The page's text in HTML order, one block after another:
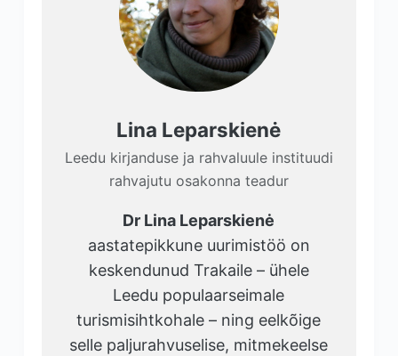
Lina Leparskienė
Leedu kirjanduse ja rahvaluule instituudi
rahvajutu osakonna teadur
Dr Lina Leparskienė
aastatepikkune uurimistöö on
keskendunud Trakaile – ühele
Leedu populaarseimale
turismisihtkohale – ning eelkõige
selle paljurahvuselise, mitmekeelse